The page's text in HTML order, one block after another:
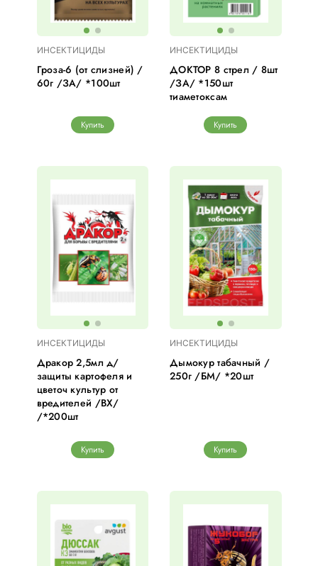
ИНСЕКТИЦИДЫ
Гроза-6 (от слизней) /
60г /ЗА/ *100шт
Купить
ИНСЕКТИЦИДЫ
ДОКТОР 8 стрел / 8шт
/ЗА/ *150шт
тиаметоксам
Купить
ИНСЕКТИЦИДЫ
Дракор 2,5мл д/
защиты картофеля и
цветоч культур от
вредителей /ВХ/
/*200шт
Купить
ИНСЕКТИЦИДЫ
Дымокур табачный /
250г /БМ/ *20шт
Купить